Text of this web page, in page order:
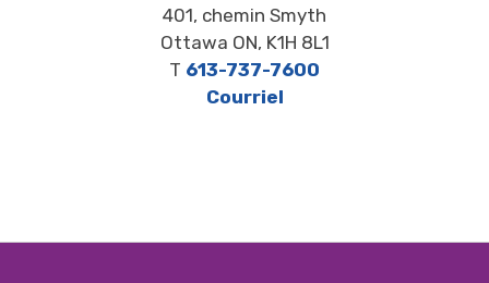
401, chemin Smyth
Ottawa ON, K1H 8L1
T 613-737-7600
Courriel